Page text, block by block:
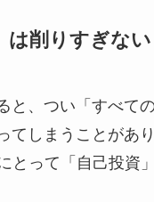
は削りすぎない
と、つい「すべて
てしまうことがあ
とって「自己投資